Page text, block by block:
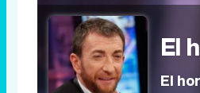
El
El